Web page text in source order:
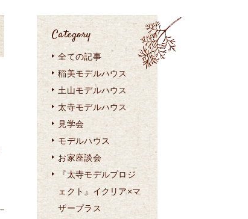
Category
全ての記事
稲美モデルハウス
土山モデルハウス
太寺モデルハウス
見学会
モデルハウス
お家座談会
『太寺モデルプロジ
ェクト』イクリア×マ
ザープラス